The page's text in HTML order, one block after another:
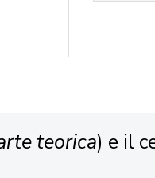
teorica) e il